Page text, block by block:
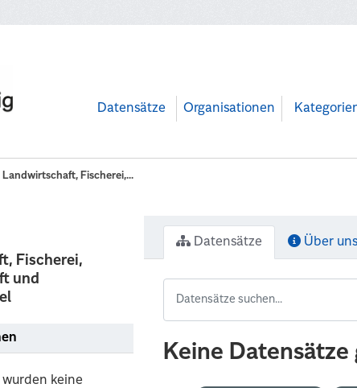
Datensätze Organisationen
Landwirtschaft, Fischerei,...
Fischerei,
und
wurden keine
Datensätze Über uns
Keine Datensätze